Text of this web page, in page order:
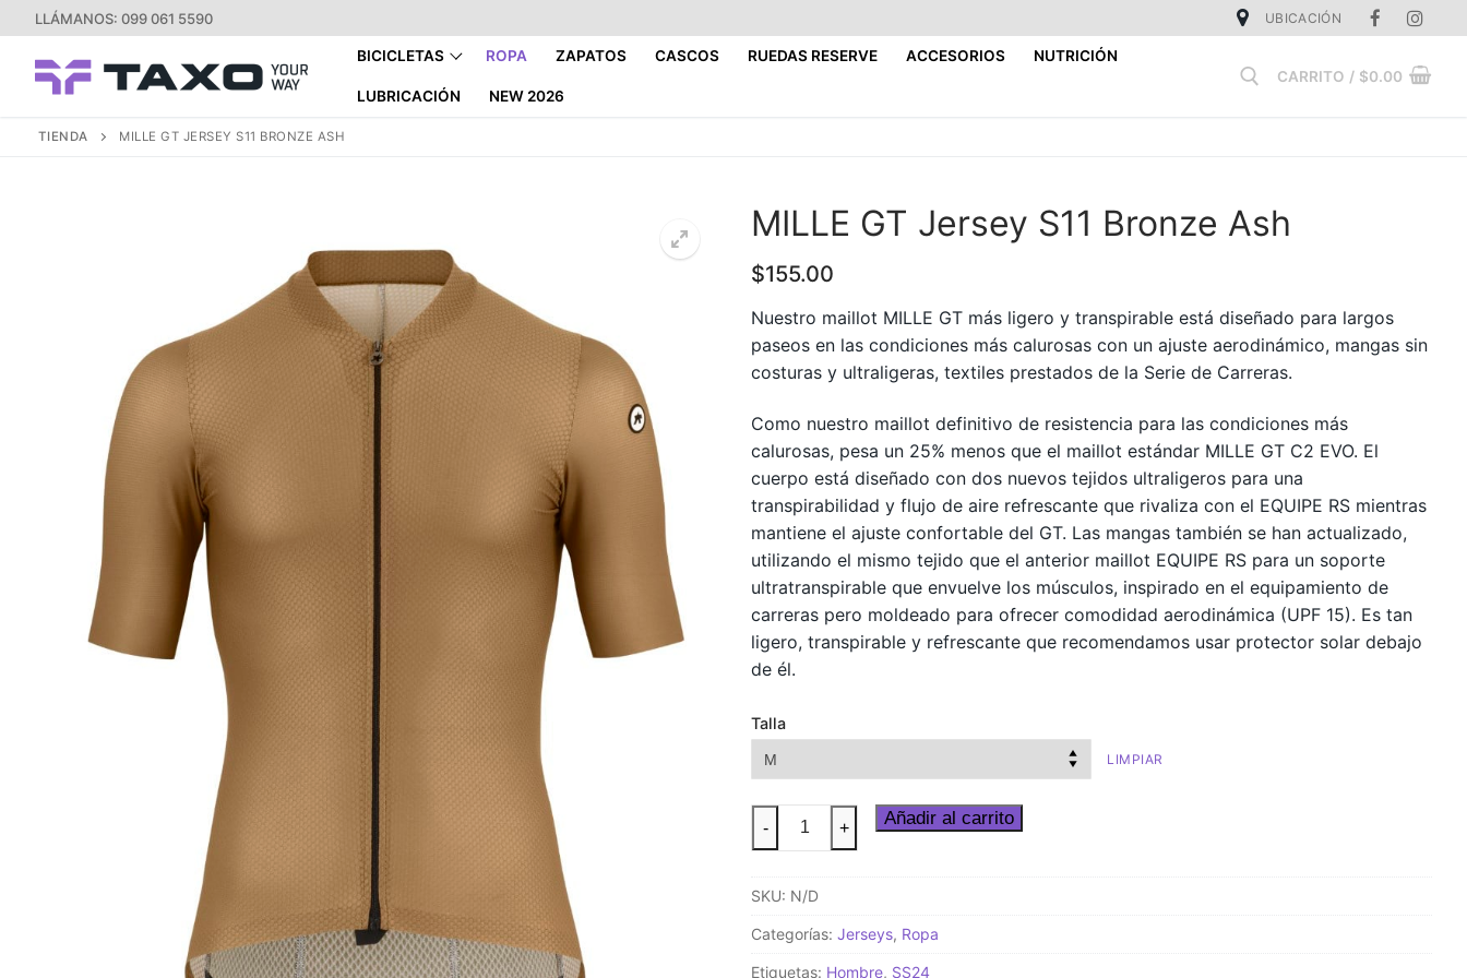
al
contenido
LLÁMANOS: 099 061 5590 UBICACIÓN
BICICLETAS ROPA ZAPATOS CASCOS RUEDAS RESERVE ACCESORIOS NUTRICIÓN
LUBRICACIÓN NEW 2026
CARRITO / $0.00
TIENDA MILLE GT JERSEY S11 BRONZE ASH
MILLE GT Jersey S11 Bronze Ash
$155.00
Nuestro maillot MILLE GT más ligero y transpirable está diseñado para largos
paseos en las condiciones más calurosas con un ajuste aerodinámico, mangas sin
costuras y ultraligeras, textiles prestados de la Serie de Carreras.
Como nuestro maillot definitivo de resistencia para las condiciones más
calurosas, pesa un 25% menos que el maillot estándar MILLE GT C2 EVO. El
cuerpo está diseñado con dos nuevos tejidos ultraligeros para una
transpirabilidad y flujo de aire refrescante que rivaliza con el EQUIPE RS mientras
mantiene el ajuste confortable del GT. Las mangas también se han actualizado,
utilizando el mismo tejido que el anterior maillot EQUIPE RS para un soporte
ultratranspirable que envuelve los músculos, inspirado en el equipamiento de
carreras pero moldeado para ofrecer comodidad aerodinámica (UPF 15). Es tan
ligero, transpirable y refrescante que recomendamos usar protector solar debajo
de él.
Talla
LIMPIAR
GT
S11
Bronze
- + Añadir al carrito
SKU: N/D
Categorías: Jerseys, Ropa
Etiquetas: Hombre, SS24